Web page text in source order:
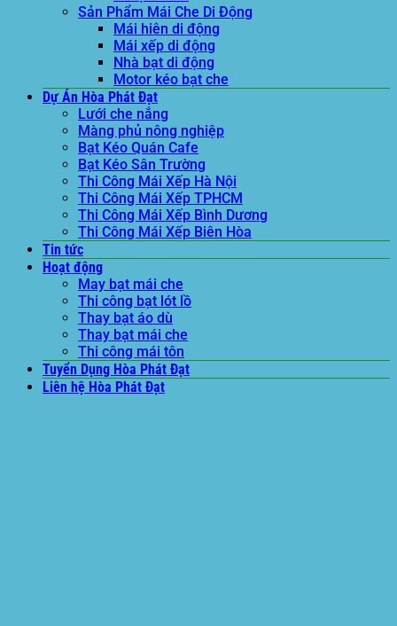
Sản Phẩm Mái Che Di Động
Mái hiên di động
Mái xếp di động
Nhà bạt di động
Motor kéo bạt che
Dự Án Hòa Phát Đạt
Lưới che nắng
Màng phủ nông nghiệp
Bạt Kéo Quán Cafe
Bạt Kéo Sân Trường
Thi Công Mái Xếp Hà Nội
Thi Công Mái Xếp TPHCM
Thi Công Mái Xếp Bình Dương
Thi Công Mái Xếp Biên Hòa
Tin tức
Hoạt động
May bạt mái che
Thi công bạt lót lồ
Thay bạt áo dù
Thay bạt mái che
Thi công mái tôn
Tuyển Dụng Hòa Phát Đạt
Liên hệ Hòa Phát Đạt